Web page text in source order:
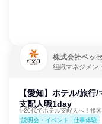
株式会社ベッ
組織マネジメン
【愛知】ホテル/旅
支配人職1day
✨20代でホテル支配人へ！接
説明会・イベント
仕事体験